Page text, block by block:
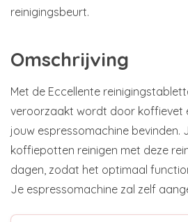
reinigingsbeurt.
Omschrijving
Met de Eccellente
veroorzaakt wordt door koffievet
jouw espressomachine
koffiepotten reinigen met deze
dagen, zodat het optimaal
Je espressomachine zal zelf